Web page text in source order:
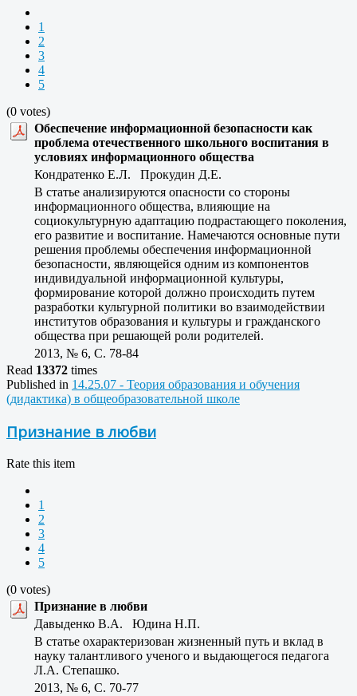
1
2
3
4
5
(0 votes)
Обеспечение информационной безопасности как
проблема отечественного школьного воспитания в
условиях информационного общества
Кондратенко Е.Л. Прокудин Д.Е.
В статье анализируются опасности со стороны
информационного общества, влияющие на
социокультурную адаптацию подрастающего поколения,
его развитие и воспитание. Намечаются основные пути
решения проблемы обеспечения информационной
безопасности, являющейся одним из компонентов
индивидуальной информационной культуры,
формирование которой должно происходить путем
разработки культурной политики во взаимодействии
институтов образования и культуры и гражданского
общества при решающей роли родителей.
2013, № 6, C. 78-84
Read 13372 times
Published in 14.25.07 - Теория образования и обучения
(дидактика) в общеобразовательной школе
Признание в любви
Rate this item
1
2
3
4
5
(0 votes)
Признание в любви
Давыденко В.А. Юдина Н.П.
В статье охарактеризован жизненный путь и вклад в
науку талантливого ученого и выдающегося педагога
Л.А. Степашко.
2013, № 6, C. 70-77